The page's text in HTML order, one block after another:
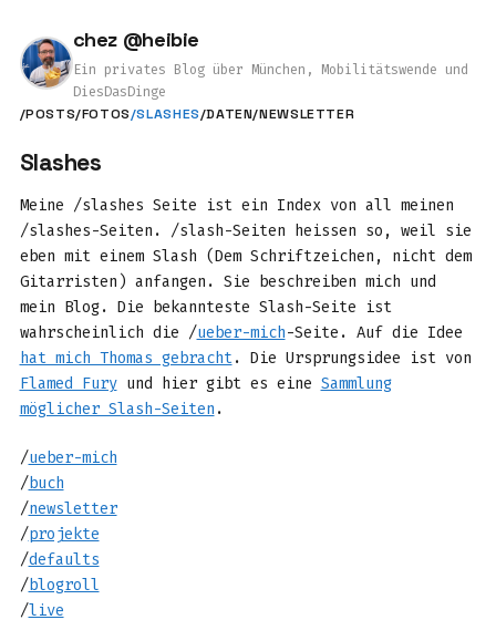
chez @heibie
Ein privates Blog über München, Mobilitätswende und
DiesDasDinge
/POSTS/FOTOS/SLASHES/DATEN/NEWSLETTER
Slashes
Meine /slashes Seite ist ein Index von all meinen
/slashes-Seiten. /slash-Seiten heissen so, weil sie
eben mit einem Slash (Dem Schriftzeichen, nicht dem
Gitarristen) anfangen. Sie beschreiben mich und
mein Blog. Die bekannteste Slash-Seite ist
wahrscheinlich die /ueber-mich-Seite. Auf die Idee
hat mich Thomas gebracht. Die Ursprungsidee ist von
Flamed Furyund hier gibt es eine Sammlung
möglicher Slash-Seiten .
/ueber-mich
/buch
/newsletter
/projekte
/defaults
/blogroll
/live